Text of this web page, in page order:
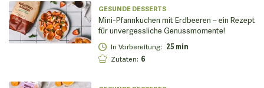
GESUNDE DESSERTS
Mini-Pfannkuchen mit Erdbeeren – ein Rezept
für unvergessliche Genussmomente!
In Vorbereitung: 25 min
Zutaten: 6